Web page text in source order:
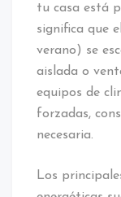
tu casa está
significa que
verano) se
aislada o
equipos de
forzadas,
necesaria.
Los